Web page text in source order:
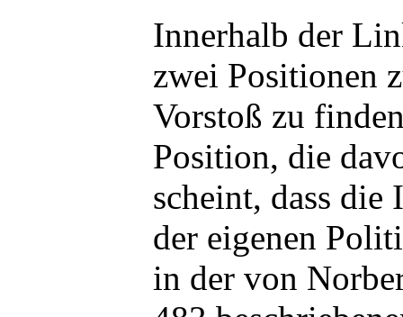
Innerhalb der
zwei Positionen
Vorstoß zu
Position, die
scheint, dass
der eigenen
in der von